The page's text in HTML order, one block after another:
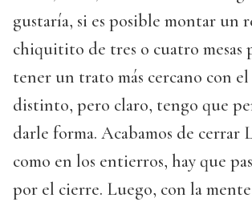
gustaría, si es posible montar un
chiquitito de tres o cuatro mesas
tener un trato más cercano con
distinto, pero claro, tengo que
darle forma. Acabamos de cerrar
como en los entierros, hay que
por el cierre. Luego, con la